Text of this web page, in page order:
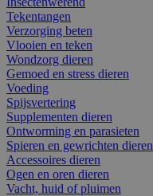
Tekentangen
Verzorging beten
Vlooien en teken
Wondzorg dieren
Gemoed en stress dieren
Voeding
Spijsvertering
Supplementen dieren
Ontworming en parasieten
Spieren en gewrichten dieren
Accessoires dieren
Ogen en oren dieren
Vacht, huid of pluimen